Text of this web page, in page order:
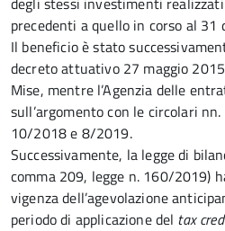
precedenti a quello in corso al 31
Il beneficio è stato
decreto attuativo 27 maggio
Mise, mentre l’Agenzia delle
sull’argomento con le circolari
10/2018 e 8/2019.
Successivamente, la legge di
comma 209, legge n. 160/2019)
vigenza dell’agevolazione
periodo di applicazione del tax